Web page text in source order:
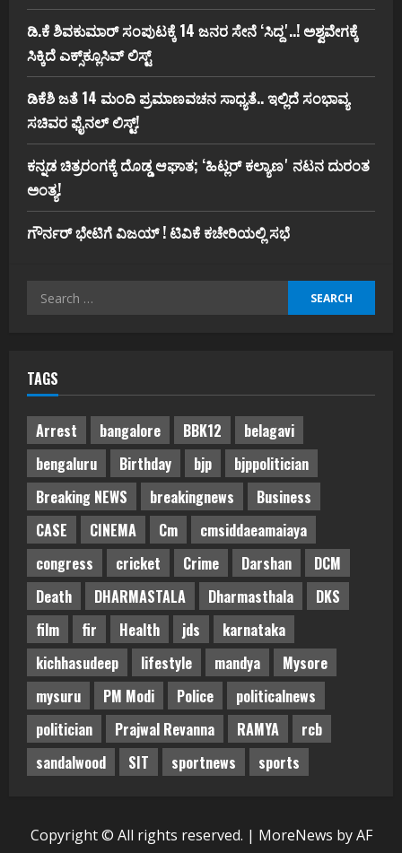
ಡಿ.ಕೆ ಶಿವಕುಮಾರ್‌ ಸಂಪುಟಕ್ಕೆ 14 ಜನರ ಸೇನೆ ʻಸಿದ್ದʼ..! ಅಶ್ವವೇಗಕ್ಕೆ
ಸಿಕ್ಕಿದೆ ಎಕ್ಸ್‌ಕ್ಲೂಸಿವ್‌ ಲಿಸ್ಟ್‌
ಡಿಕೆಶಿ ಜತೆ 14 ಮಂದಿ ಪ್ರಮಾಣವಚನ ಸಾಧ್ಯತೆ.. ಇಲ್ಲಿದೆ ಸಂಭಾವ್ಯ
ಸಚಿವರ ಫೈನಲ್ ಲಿಸ್ಟ್‌!
ಕನ್ನಡ ಚಿತ್ರರಂಗಕ್ಕೆ ದೊಡ್ಡ ಆಘಾತ; ʻಹಿಟ್ಲರ್ ಕಲ್ಯಾಣʼ ನಟನ ದುರಂತ
ಅಂತ್ಯ!
ಗೌರ್ನರ್‌ ಭೇಟಿಗೆ ವಿಜಯ್‌ ! ಟಿವಿಕೆ ಕಚೇರಿಯಲ್ಲಿ ಸಭೆ
Search
TAGS
Arrest bangalore BBK12
belagavi
bengaluru
Birthday bjp
bjppolitician
Breaking NEWS
breakingnews
Business
CASE
CINEMA Cm
cmsiddaeamaiaya
congress
cricket Crime Darshan
DCM
Death
DHARMASTALA Dharmasthala
DKS
film
fir Health jds
karnataka
kichhasudeep
lifestyle mandya
Mysore
mysuru
PM Modi Police
politicalnews
politician
Prajwal Revanna RAMYA
rcb
sandalwood
SIT sportnews sports
Copyright © All rights reserved. | MoreNews by AF